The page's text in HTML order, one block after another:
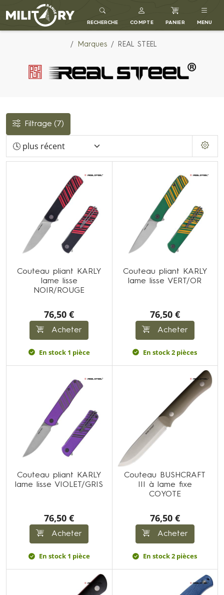
MILITARY RANGE FR
RECHERCHE COMPTE PANIER MENU
Marques REAL STEEL
Filtrage (7)
Couteau pliant KARLY
lame lisse
NOIR/ROUGE
76,50 €
Acheter
En stock 1 pièce
Couteau pliant KARLY
lame lisse VERT/OR
76,50 €
Acheter
En stock 2 pièces
Couteau pliant KARLY
lame lisse VIOLET/GRIS
76,50 €
Acheter
En stock 1 pièce
Couteau BUSHCRAFT
III à lame fixe
COYOTE
76,50 €
Acheter
En stock 2 pièces